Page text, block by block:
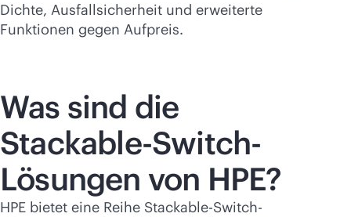
Dichte, Ausfallsicherheit und erweiterte
Funktionen gegen Aufpreis.
Was sind die
Stackable-Switch-
Lösungen von HPE?
HPE bietet eine Reihe Stackable-Switch-